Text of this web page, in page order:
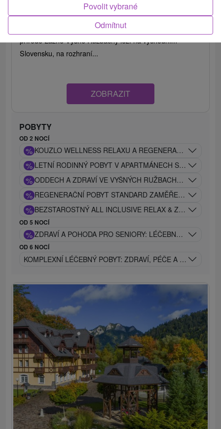
Lázně Vyšné Ružbachy – relax a léčebné procedury v
přírodě Lázně Vyšné Ružbachy leží na východním
Slovensku, na rozhraní...
ZOBRAZIT
POBYTY
OD 2 NOCÍ
% KOUZLO WELLNESS RELAXU A REGENERACE V
% LETNÍ RODINNÝ POBYT V APARTMÁNECH S WELLNESS
% ODDECH A ZDRAVÍ VE VYŠNÝCH RUŽBACHÁCH:
% REGENERAČNÍ POBYT STANDARD ZAMĚŘENÝ NA
% BEZSTAROSTNÝ ALL INCLUSIVE RELAX & ZÁŽITKY V
OD 5 NOCÍ
% ZDRAVÍ A POHODA PRO SENIORY: LÉČEBNÝ RELAX V
OD 6 NOCÍ
KOMPLEXNÍ LÉČEBNÝ POBYT: ZDRAVÍ, PÉČE A
Odmítnut
Povolit vybrané